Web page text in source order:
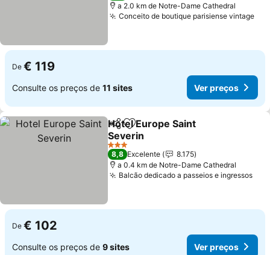
a 2.0 km de Notre-Dame Cathedral
Conceito de boutique parisiense vintage
De € 119
Consulte os preços de 11 sites Ver preços
PartilharAdicionar aos favoritos
Hotel Europe Saint
Severin
Ver preços
3 Estrelas
8,8 Excelente
8.175
a 0.4 km de Notre-Dame Cathedral
Balcão dedicado a passeios e ingressos
De € 102
Consulte os preços de 9 sites Ver preços